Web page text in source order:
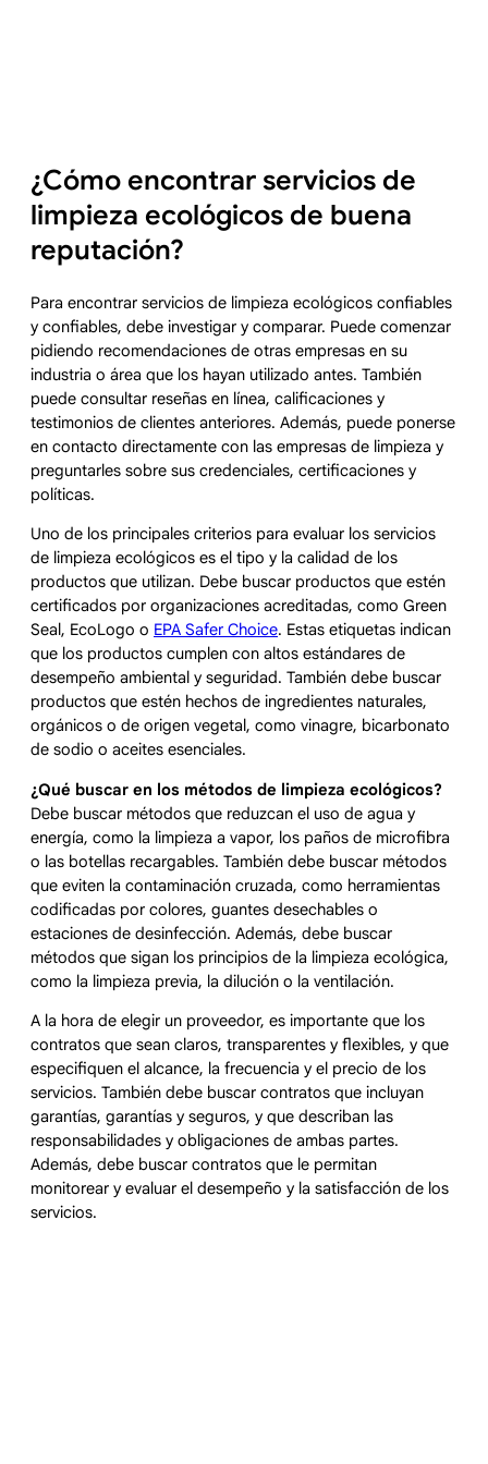
¿Cómo encontrar servicios de
limpieza ecológicos de buena
reputación?
Para encontrar servicios de limpieza ecológicos confiables
y confiables, debe investigar y comparar. Puede comenzar
pidiendo recomendaciones de otras empresas en su
industria o área que los hayan utilizado antes. También
puede consultar reseñas en línea, calificaciones y
testimonios de clientes anteriores. Además, puede ponerse
en contacto directamente con las empresas de limpieza y
preguntarles sobre sus credenciales, certificaciones y
políticas.
Uno de los principales criterios para evaluar los servicios
de limpieza ecológicos es el tipo y la calidad de los
productos que utilizan. Debe buscar productos que estén
certificados por organizaciones acreditadas, como Green
Seal, EcoLogo o EPA Safer Choice. Estas etiquetas indican
que los productos cumplen con altos estándares de
desempeño ambiental y seguridad. También debe buscar
productos que estén hechos de ingredientes naturales,
orgánicos o de origen vegetal, como vinagre, bicarbonato
de sodio o aceites esenciales.
¿Qué buscar en los métodos de limpieza ecológicos?
Debe buscar métodos que reduzcan el uso de agua y
energía, como la limpieza a vapor, los paños de microfibra
o las botellas recargables. También debe buscar métodos
que eviten la contaminación cruzada, como herramientas
codificadas por colores, guantes desechables o
estaciones de desinfección. Además, debe buscar
métodos que sigan los principios de la limpieza ecológica,
como la limpieza previa, la dilución o la ventilación.
A la hora de elegir un proveedor, es importante que los
contratos que sean claros, transparentes y flexibles, y que
especifiquen el alcance, la frecuencia y el precio de los
servicios. También debe buscar contratos que incluyan
garantías, garantías y seguros, y que describan las
responsabilidades y obligaciones de ambas partes.
Además, debe buscar contratos que le permitan
monitorear y evaluar el desempeño y la satisfacción de los
servicios.